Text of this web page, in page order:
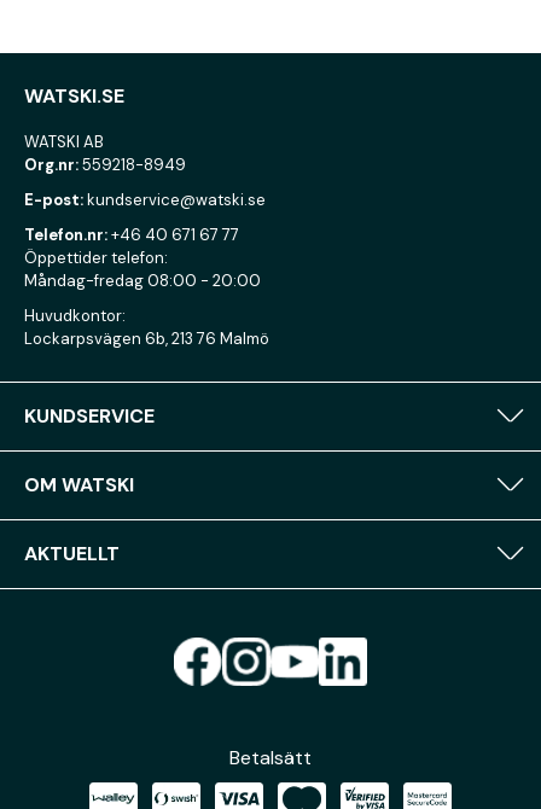
WATSKI.SE
WATSKI AB
Org.nr:559218-8949
E-post:kundservice@watski.se
Telefon.nr:+46 40 671 67 77
Öppettider telefon:
Måndag-fredag 08:00 - 20:00
Huvudkontor:
Lockarpsvägen 6b, 213 76 Malmö
KUNDSERVICE
OM WATSKI
AKTUELLT
Betalsätt